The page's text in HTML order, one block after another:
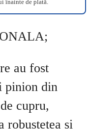
înainte de plată.
au fost
pinion din
cupru,
robustetea si